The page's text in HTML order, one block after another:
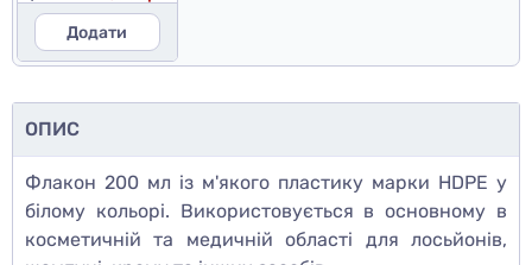
Додати
ОПИС
Флакон 200 мл із м'якого пластику марки HDPE у
білому кольорі. Використовується в основному в
косметичній та медичній області для лосьйонів,